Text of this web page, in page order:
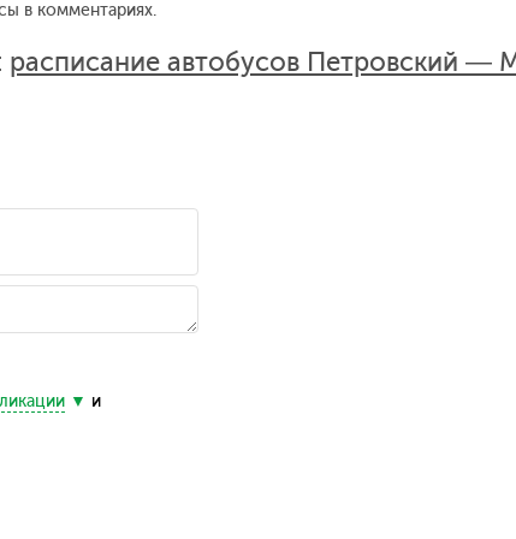
в комментариях.
расписание автобусов Петровский —
и